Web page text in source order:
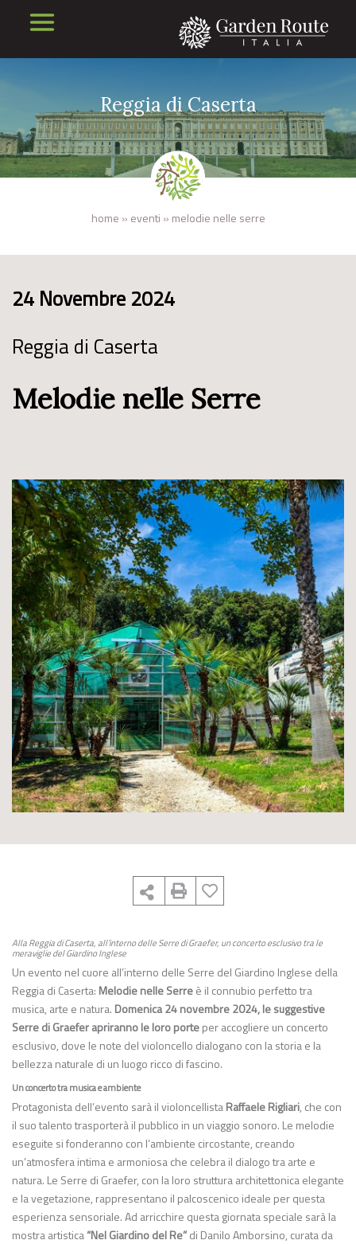
Reggia di Caserta
home » eventi » melodie nelle serre
24 Novembre 2024
Reggia di Caserta
Melodie nelle Serre
Alla Reggia di Caserta, all’interno delle Serre di Graefer, un concerto esclusivo tra le
meraviglie del Giardino Inglese
Un evento nel cuore all’interno delle Serre del Giardino Inglese della
Reggia di Caserta: Melodie nelle Serreè il connubio perfetto tra
musica, arte e natura. Domenica 24 novembre 2024, le suggestive
Serre di Graefer apriranno le loro porteper accogliere un concerto
esclusivo, dove le note del violoncello dialogano con la storia e la
bellezza naturale di un luogo ricco di fascino.
Un concerto tra musica e ambiente
Protagonista dell’evento sarà il violoncellistaRaffaele Rigliari, che con
il suo talento trasporterà il pubblico in un viaggio sonoro. Le melodie
eseguite si fonderanno con l’ambiente circostante, creando
un’atmosfera intima e armoniosa che celebra il dialogo tra arte e
natura. Le Serre di Graefer, con la loro struttura architettonica elegante
e la vegetazione, rappresentano il palcoscenico ideale per questa
esperienza sensoriale. Ad arricchire questa giornata speciale sarà la
mostra artistica“Nel Giardino del Re”di Danilo Amborsino, curata da